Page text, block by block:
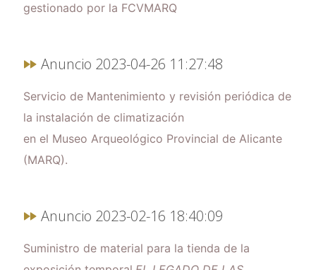
gestionado por la FCVMARQ
Anuncio 2023-04-26 11:27:48
Servicio de Mantenimiento y revisión periódica de
la instalación de climatización
en el Museo Arqueológico Provincial de Alicante
(MARQ).
Anuncio 2023-02-16 18:40:09
Suministro de material para la tienda de la